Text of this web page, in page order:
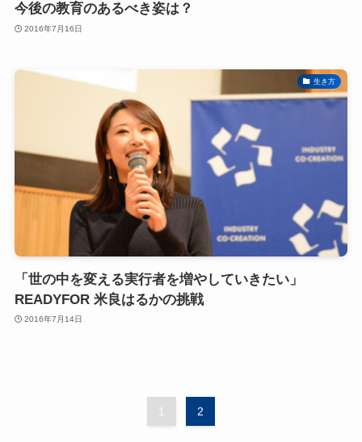
今後の教育のあるべき姿は？
2016年7月16日
生き方
「世の中を変える実行者を増やしていきたい」
READYFOR 米良はるかの挑戦
2016年7月14日
1 2